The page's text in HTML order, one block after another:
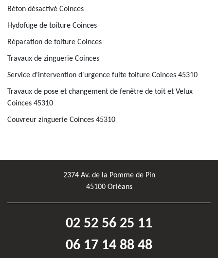
Béton désactivé Coinces
Hydofuge de toiture Coinces
Réparation de toiture Coinces
Travaux de zinguerie Coinces
Service d'intervention d'urgence fuite toiture Coinces 45310
Travaux de pose et changement de fenêtre de toit et Velux
Coinces 45310
Couvreur zinguerie Coinces 45310
2374 Av. de la Pomme de Pin
45100 Orléans
02 52 56 25 11
06 17 14 88 48